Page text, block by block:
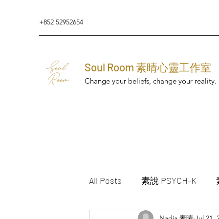
+852 52952654
Soul Room 素晴心靈工作室
Change your beliefs, change your reality.
All Posts 素說 PSYCH-K